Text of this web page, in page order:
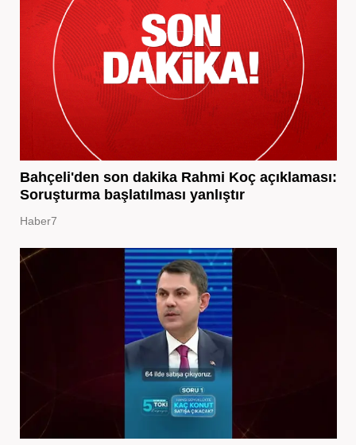
Bahçeli'den son dakika Rahmi Koç açıklaması:
Soruşturma başlatılması yanlıştır
Haber7